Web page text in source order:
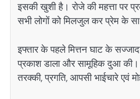
इसकी खुशी है। रोजे की महत्ता पर
सभी लोगों को मिलजुल कर प्रेम के
इफ्तार के पहले मित्तन घाट के
प्रकाश डाला और सामूहिक दुआ
तरक्की, प्रगति, आपसी भाईचारे एवं